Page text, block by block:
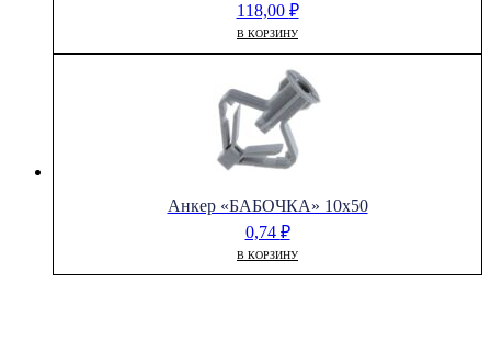
118,00 ₽
В КОРЗИНУ
Анкер «БАБОЧКА» 10х50
0,74 ₽
В КОРЗИНУ